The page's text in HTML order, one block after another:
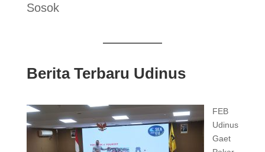
Sosok
Berita Terbaru Udinus
FEB
Udinus
Gaet